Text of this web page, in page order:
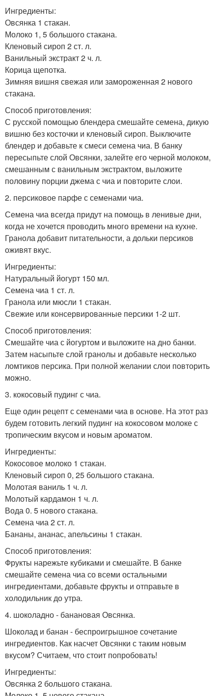
Ингредиенты:
Овсянка 1 стакан.
Молоко 1, 5 большого стакана.
Кленовый сироп 2 ст. л.
Ванильный экстракт 2 ч. л.
Корица щепотка.
Зимняя вишня свежая или замороженная 2 нового
стакана.
Способ приготовления:
С русской помощью блендера смешайте семена, дикую
вишню без косточки и кленовый сироп. Выключите
блендер и добавьте к смеси семена чиа. В банку
пересыпьте слой Овсянки, залейте его черной молоком,
смешанным с ванильным экстрактом, выложите
половину порции джема с чиа и повторите слои.
2. персиковое парфе с семенами чиа.
Семена чиа всегда придут на помощь в ленивые дни,
когда не хочется проводить много времени на кухне.
Гранола добавит питательности, а дольки персиков
оживят вкус.
Ингредиенты:
Натуральный йогурт 150 мл.
Семена чиа 1 ст. л.
Гранола или мюсли 1 стакан.
Свежие или консервированные персики 1-2 шт.
Способ приготовления:
Смешайте чиа с йогуртом и выложите на дно банки.
Затем насыпьте слой гранолы и добавьте несколько
ломтиков персика. При полной желании слои повторить
можно.
3. кокосовый пудинг с чиа.
Еще один рецепт с семенами чиа в основе. На этот раз
будем готовить легкий пудинг на кокосовом молоке с
тропическим вкусом и новым ароматом.
Ингредиенты:
Кокосовое молоко 1 стакан.
Кленовый сироп 0, 25 большого стакана.
Молотая ваниль 1 ч. л.
Молотый кардамон 1 ч. л.
Вода 0. 5 нового стакана.
Семена чиа 2 ст. л.
Бананы, ананас, апельсины 1 стакан.
Способ приготовления:
Фрукты нарежьте кубиками и смешайте. В банке
смешайте семена чиа со всеми остальными
ингредиентами, добавьте фрукты и отправьте в
холодильник до утра.
4. шоколадно - банановая Овсянка.
Шоколад и банан - беспроигрышное сочетание
ингредиентов. Как насчет Овсянки с таким новым
вкусом? Считаем, что стоит попробовать!
Ингредиенты:
Овсянка 2 большого стакана.